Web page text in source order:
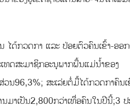
ດ້ກວດກາ ແລະ ປ່ອຍຕົວຄົນເຂົ້າ-ອອກ
ດສະມາຊິກອະນຸພາກພື້ນແມ່ນໍ້າຂອງ
ນ96,3%; ສະເລ່ຍຕໍ່ມື້ໄດ້ກວດກາຄົນເ
ມາເປັນ2,800ກວ່າເທື່ອຄົນໃນປີນີ້;3